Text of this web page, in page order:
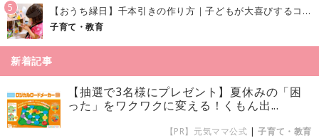
5 【おうち縁日】千本引きの作り方｜子どもが大喜びするコツやアイデア♪
子育て・教育
新着記事
【抽選で3名様にプレゼント】夏休みの「困
った」をワクワクに変える！くもん出...
【PR】元気ママ公式 |子育て・教育